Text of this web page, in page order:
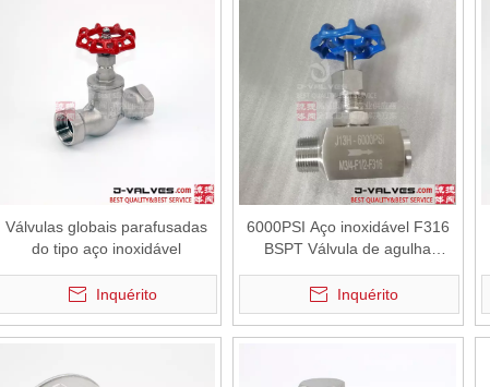
Válvulas globais parafusadas
do tipo aço inoxidável
Inquérito
6000PSI Aço inoxidável F316
BSPT Válvula de agulha
Inquérito